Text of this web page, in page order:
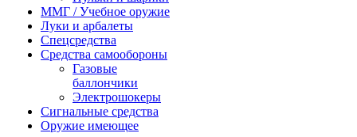
ММГ / Учебное оружие
Луки и арбалеты
Спецсредства
Средства самообороны
Газовые
баллончики
Электрошокеры
Сигнальные средства
Оружие имеющее